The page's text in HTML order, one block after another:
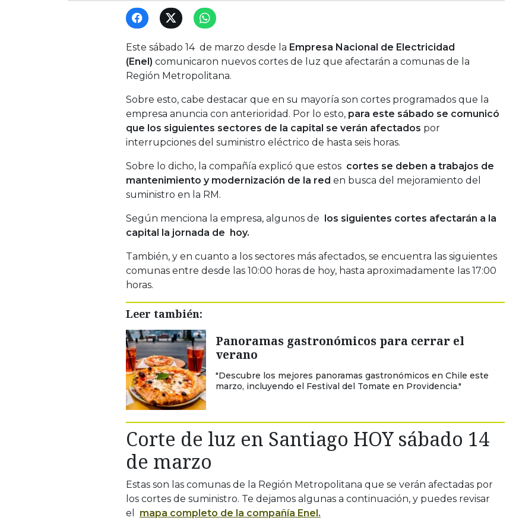
Este sábado 14 de marzo desde la Empresa Nacional de Electricidad
(Enel) comunicaron nuevos cortes de luz que afectarán a comunas de la
Región Metropolitana.
Sobre esto, cabe destacar que en su mayoría son cortes programados que la
empresa anuncia con anterioridad. Por lo esto, para este sábado se comunicó
que los siguientes sectores de la capital se verán afectados por
interrupciones del suministro eléctrico de hasta seis horas.
Sobre lo dicho, la compañía explicó que estos cortes se deben a trabajos de
mantenimiento y modernización de la red en busca del mejoramiento del
suministro en la RM.
Según menciona la empresa, algunos de los siguientes cortes afectarán a la
capital la jornada de hoy.
También, y en cuanto a los sectores más afectados, se encuentra las siguientes
comunas entre desde las 10:00 horas de hoy, hasta aproximadamente las 17:00
horas.
Leer también:
Panoramas gastronómicos para cerrar el
verano
"Descubre los mejores panoramas gastronómicos en Chile este
marzo, incluyendo el Festival del Tomate en Providencia."
Corte de luz en Santiago HOY sábado 14
de marzo
Estas son las comunas de la Región Metropolitana que se verán afectadas por
los cortes de suministro. Te dejamos algunas a continuación, y puedes revisar
el mapa completo de la compañía Enel.